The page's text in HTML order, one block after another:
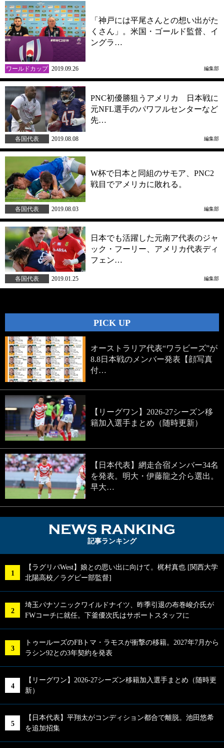
「神戸には平尾さんとの想い出がた
くさん」。米国・ゴールド監督、イ
ングラ…
ワールドカップ 2019.09.26 編集部
PNC初優勝狙うアメリカ 日本戦に
元NFL選手のパワフルセンターなど
先…
各国代表 2019.08.08 編集部
W杯で日本と同組のサモア、PNC2
戦目でアメリカに敗れる。
各国代表 2019.08.03 編集部
日本でも活躍した元南ア代表のジャ
ック・フーリー、アメリカ代表ディ
フェン…
各国代表 2019.01.25 編集部
PICK UP
オーストラリア代表“ワラビーズ”が
8.8日本戦のメンバー発表【顔写真
付…
【リーグワン】2026-27シーズン移
籍加入選手まとめ（随時更新）
【日本代表】網走合宿メンバー34名
を発表。明大・伊藤龍之介ら選出。
早大…
記事ランキング
【ラグリパWest】娘との思い出に向けて。梶村真也 [関西大学
北陽高校／ラグビー部監督]
埼玉パナソニックワイルドナイツ、昨季引退の布巻峻介氏が
FWコーチに就任。下釜優次氏はサポートスタッフに
トゥールーズのFBトマ・ラモスが衝撃の移籍。2027年7月から
ラシン92との3年契約を発表
【リーグワン】2026-27シーズン移籍加入選手まとめ（随時更
新）
【日本代表】平翔太がコンディション都合で離脱。池田悠希
を追加招集